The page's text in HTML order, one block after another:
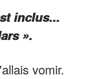
inclus...
».
vomir.